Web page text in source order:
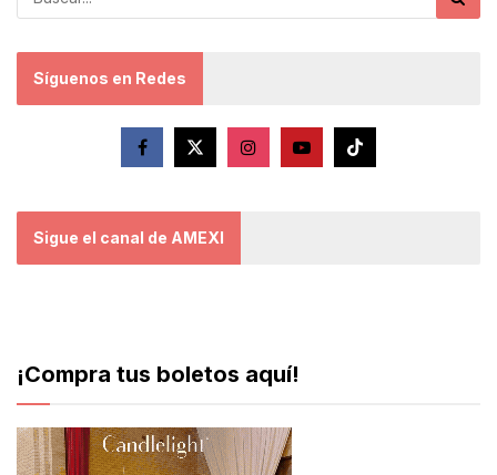
Síguenos en Redes
Sigue el canal de AMEXI
¡Compra tus boletos aquí!